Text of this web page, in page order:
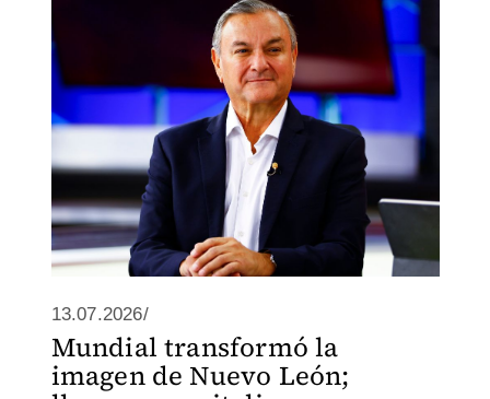
13.07.2026/
Mundial transformó la
imagen de Nuevo León;